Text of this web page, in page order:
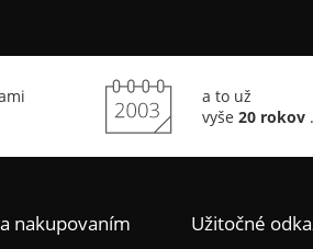
nakupovaním Užitočné
a to už
vyše 20 rokov